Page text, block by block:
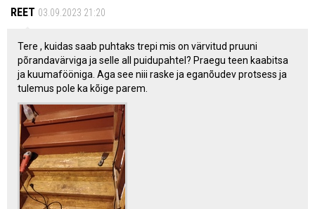
REET 03.09.2023 21:20
Tere , kuidas saab puhtaks trepi mis on värvitud pruuni
põrandavärviga ja selle all puidupahtel? Praegu teen kaabitsa
ja kuumafööniga. Aga see niii raske ja eganõudev protsess ja
tulemus pole ka kõige parem.